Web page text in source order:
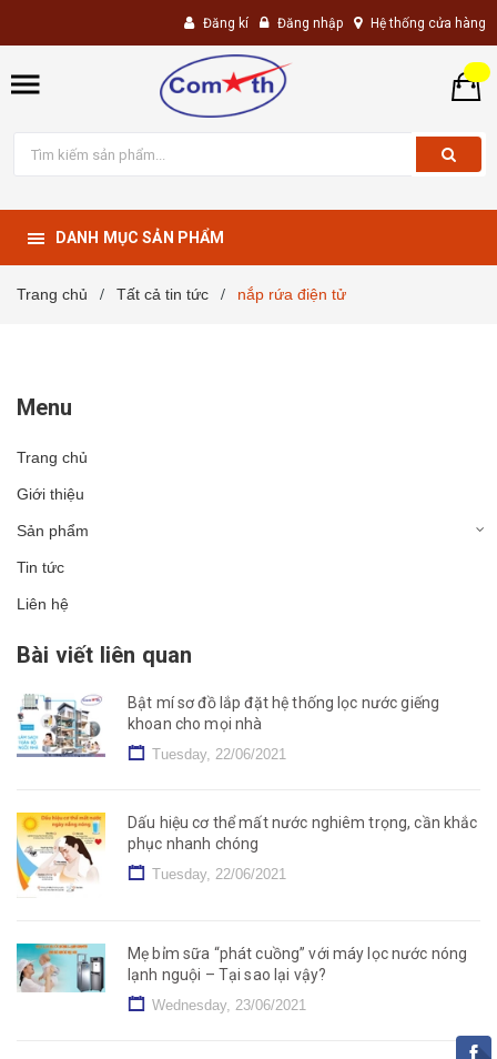
Đăng kí Đăng nhập Hệ thống cửa hàng
DANH MỤC SẢN PHẨM
Trang chủ / Tất cả tin tức / nắp rứa điện tử
Menu
Trang chủ
Giới thiệu
Sản phẩm
Tin tức
Liên hệ
Bài viết liên quan
Bật mí sơ đồ lắp đặt hệ thống lọc nước giếng
khoan cho mọi nhà
Tuesday, 22/06/2021
Dấu hiệu cơ thể mất nước nghiêm trọng, cần khắc
phục nhanh chóng
Tuesday, 22/06/2021
Mẹ bỉm sữa “phát cuồng” với máy lọc nước nóng
lạnh nguội – Tại sao lại vậy?
Wednesday, 23/06/2021